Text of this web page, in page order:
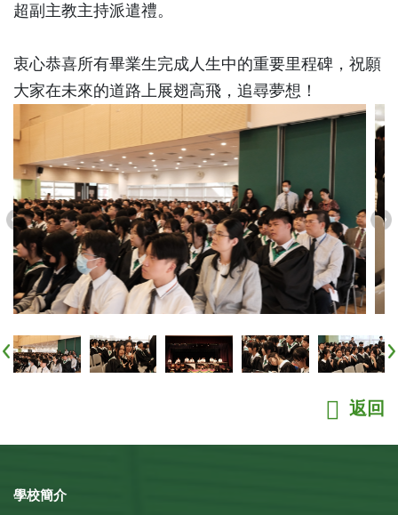
超副主教主持派遣禮。
衷心恭喜所有畢業生完成人生中的重要里程碑，祝願
大家在未來的道路上展翅高飛，追尋夢想！
返回
學校簡介